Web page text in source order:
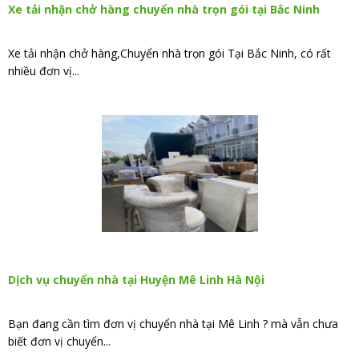
Xe tải nhận chở hàng chuyển nhà trọn gói tại Bắc Ninh
Xe tải nhận chở hàng,Chuyển nhà trọn gói Tại Bắc Ninh, có rất
nhiều đơn vị...
Dịch vụ chuyển nhà tại Huyện Mê Linh Hà Nội
Bạn đang cần tìm đơn vị chuyển nhà tại Mê Linh ? mà vẫn chưa
biết đơn vị chuyển...